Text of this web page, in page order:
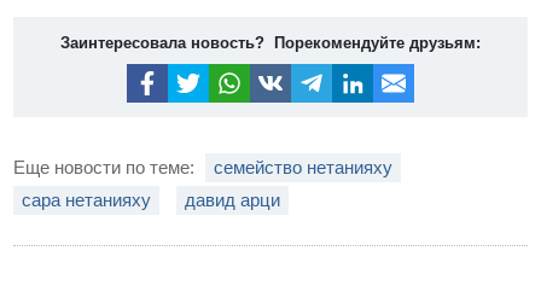
Заинтересовала новость? Порекомендуйте друзьям:
Еще новости по теме:
семейство нетанияху
сара нетанияху
давид арци